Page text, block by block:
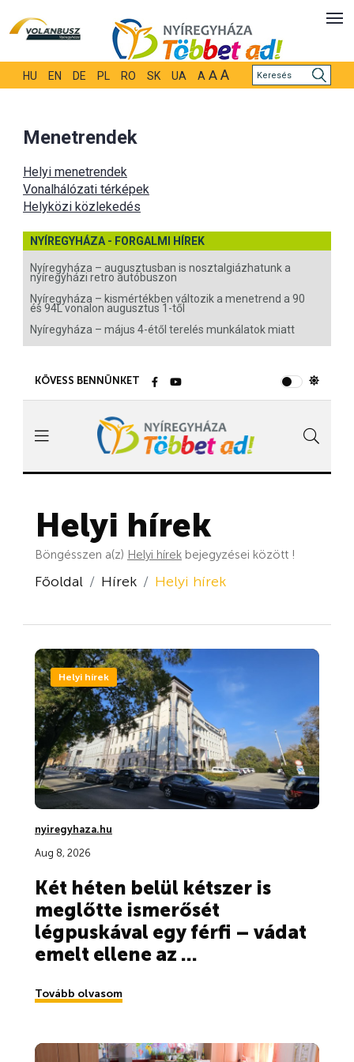
HU EN DE PL RO SK UA A A A
Menetrendek
Helyi menetrendek
Vonalhálózati térképek
Helyközi közlekedés
NYÍREGYHÁZA - FORGALMI HÍREK
Nyíregyháza – augusztusban is nosztalgiázhatunk a
nyíregyházi retro autóbuszon
Nyíregyháza – kismértékben változik a menetrend a 90
és 94L vonalon augusztus 1-től
Nyíregyháza – május 4-étől terelés munkálatok miatt